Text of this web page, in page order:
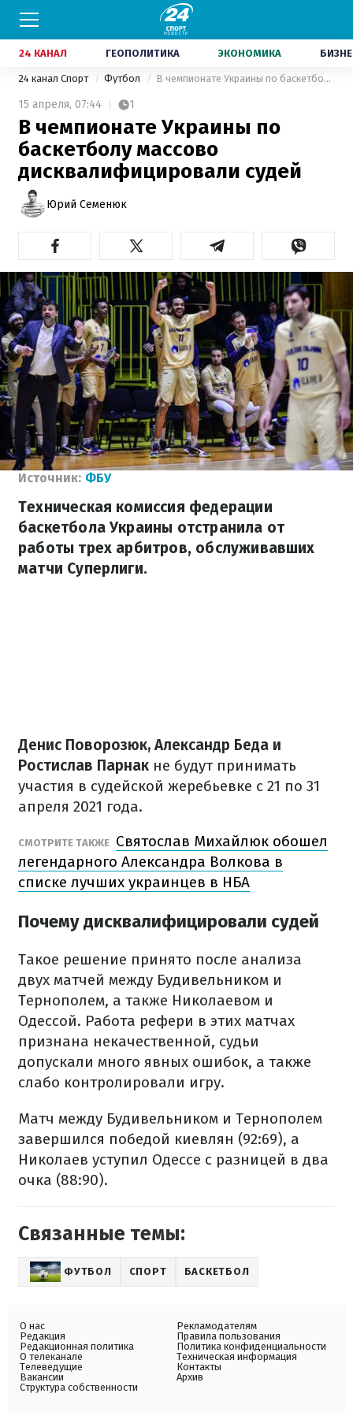
24 КАНАЛ ГЕОПОЛИТИКА ЭКОНОМИКА
24 канал Спорт Футбол В чемпионате Украины по баскетболу массово дисквалифицировали судей
15 апреля, 07:44 1
В чемпионате Украины по
баскетболу массово
дисквалифицировали судей
Юрий Семенюк
Источник: ФБУ
Техническая комиссия федерации
баскетбола Украины отстранила от
работы трех арбитров, обслуживавших
матчи Суперлиги.
Денис Поворозюк, Александр Беда и
Ростислав Парнак не будут принимать
участия в судейской жеребьевке с 21 по 31
апреля 2021 года.
СМОТРИТЕ ТАКЖЕ Святослав Михайлюк обошел
легендарного Александра Волкова в
списке лучших украинцев в НБА
Почему дисквалифицировали судей
Такое решение принято после анализа
двух матчей между Будивельником и
Тернополем, а также Николаевом и
Одессой. Работа рефери в этих матчах
признана некачественной, судьи
допускали много явных ошибок, а также
слабо контролировали игру.
Матч между Будивельником и Тернополем
завершился победой киевлян (92:69), а
Николаев уступил Одессе с разницей в два
очка (88:90).
Связанные темы:
ФУТБОЛ СПОРТ БАСКЕТБОЛ
О нас
Редакция
Редакционная политика
О телеканале
Телеведущие
Вакансии
Структура собственности
Рекламодателям
Правила пользования
Политика конфиденциальности
Техническая информация
Контакты
Архив